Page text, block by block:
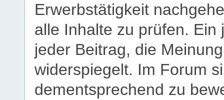
Erwerbstätigkeit
alle Inhalte zu prüfen.
jeder Beitrag, die
widerspiegelt. Im Forum
dementsprechend zu